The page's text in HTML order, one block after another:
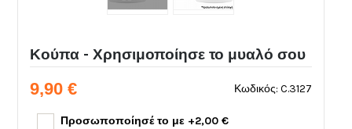
Κούπα - Χρησιμοποίησε το μυαλό σου
Κωδικός: C.3127
9,90 €
Προσωποποίησέ το με +2,00 €